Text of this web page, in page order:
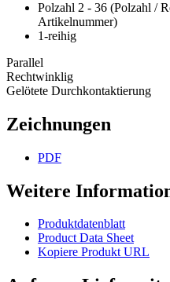
Polzahl 2 - 36 (Polzahl /
Artikelnummer)
1-reihig
Parallel
Rechtwinklig
Gelötete Durchkontaktierung
Zeichnungen
PDF
Weitere
Produktdatenblatt
Product Data Sheet
Kopiere Produkt URL